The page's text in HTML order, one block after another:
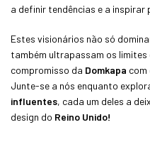
a definir tendências e a inspirar
Estes visionários não só
também ultrapassam os
compromisso da Domkapa com
Junte-se a nós enquanto
influentes, cada um deles a
design do Reino Unido!